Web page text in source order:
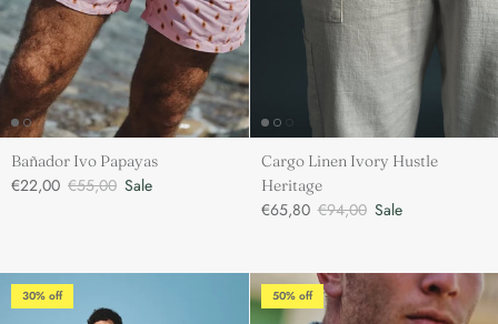
Bañador Ivo Papayas
€22,00 €55,00 Sale
Cargo Linen Ivory Hustle
Heritage
€65,80 €94,00 Sale
30% off 50% off